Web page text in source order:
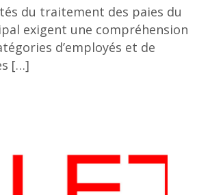
du traitement des paies du
exigent une compréhension
d’employés et de
[…]